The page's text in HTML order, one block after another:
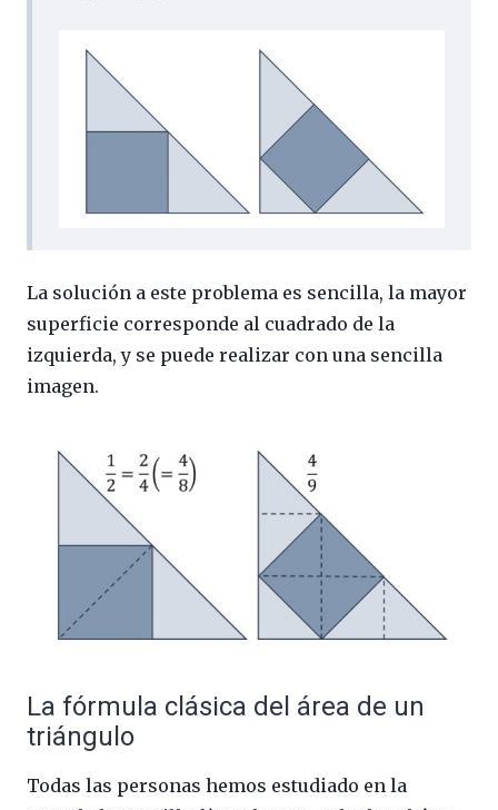
La solución a este problema es sencilla, la mayor
superficie corresponde al cuadrado de la
izquierda, y se puede realizar con una sencilla
imagen.
La fórmula clásica del área de un
triángulo
Todas las personas hemos estudiado en la